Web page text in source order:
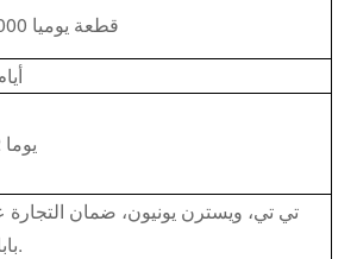
300000 قطعة يوميا
3-4
7-12 يوما
بابا، الخ.